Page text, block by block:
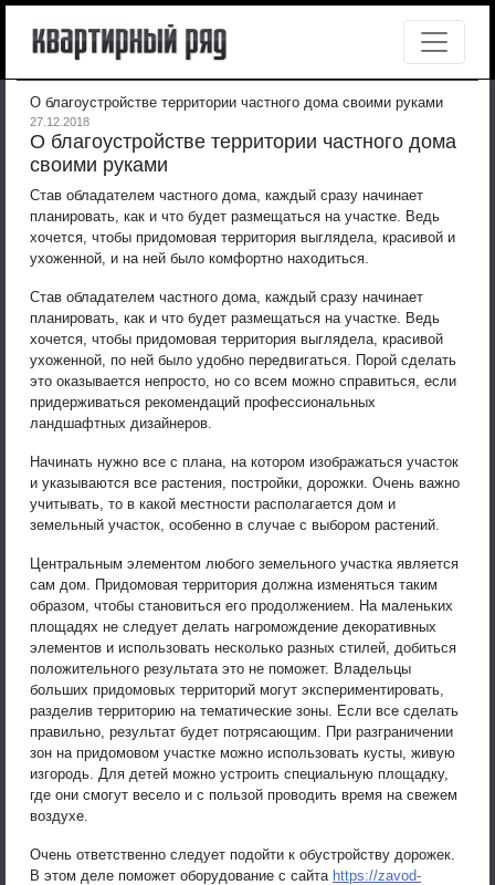
О благоустройстве территории частного дома своими руками
27.12.2018
О благоустройстве территории частного дома
своими руками
Став обладателем частного дома, каждый сразу начинает
планировать, как и что будет размещаться на участке. Ведь
хочется, чтобы придомовая территория выглядела, красивой и
ухоженной, и на ней было комфортно находиться.
Став обладателем частного дома, каждый сразу начинает
планировать, как и что будет размещаться на участке. Ведь
хочется, чтобы придомовая территория выглядела, красивой
ухоженной, по ней было удобно передвигаться. Порой сделать
это оказывается непросто, но со всем можно справиться, если
придерживаться рекомендаций профессиональных
ландшафтных дизайнеров.
Начинать нужно все с плана, на котором изображаться участок
и указываются все растения, постройки, дорожки. Очень важно
учитывать, то в какой местности располагается дом и
земельный участок, особенно в случае с выбором растений.
Центральным элементом любого земельного участка является
сам дом. Придомовая территория должна изменяться таким
образом, чтобы становиться его продолжением. На маленьких
площадях не следует делать нагромождение декоративных
элементов и использовать несколько разных стилей, добиться
положительного результата это не поможет. Владельцы
больших придомовых территорий могут экспериментировать,
разделив территорию на тематические зоны. Если все сделать
правильно, результат будет потрясающим. При разграничении
зон на придомовом участке можно использовать кусты, живую
изгородь. Для детей можно устроить специальную площадку,
где они смогут весело и с пользой проводить время на свежем
воздухе.
Очень ответственно следует подойти к обустройству дорожек.
В этом деле поможет оборудование с сайта https://zavod-